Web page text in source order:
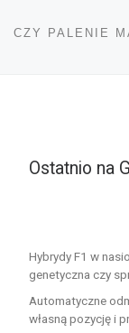
Ostatnio na
Hybrydy F1 w
genetyczna czy
Automatyczne
własną pozycję i